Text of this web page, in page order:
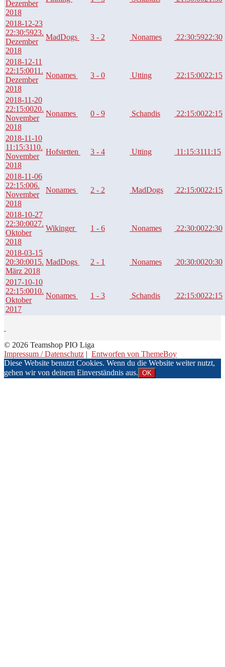
Dezember
2018
2018-12-23
22:30:5923.
Dezember
2018
MadDogs 3 - 2 Nonames 22:30:5922:30
2018-12-11
22:15:0011.
Dezember
2018
Nonames 3 - 0 Utting 22:15:0022:15
2018-11-20
22:15:0020.
November
2018
Nonames 0 - 9 Schandis 22:15:0022:15
2018-11-10
11:15:3110.
November
2018
Hofstetten 3 - 4 Utting 11:15:3111:15
2018-11-06
22:15:006.
November
2018
Nonames 2 - 2 MadDogs 22:15:0022:15
2018-10-27
22:30:0027.
Oktober
2018
Wikinger 1 - 6 Nonames 22:30:0022:30
2018-03-15
20:30:0015.
März 2018
MadDogs 2 - 1 Nonames 20:30:0020:30
2017-10-10
22:15:0010.
Oktober
2017
Nonames 1 - 3 Schandis 22:15:0022:15
© 2026 Teamshop PIO Liga
Impressum / Datenschutz | Entworfen von ThemeBoy
Diese Website benutzt Cookies. Wenn du die Website weiter nutzt,
gehen wir von deinem Einverständnis aus. OK